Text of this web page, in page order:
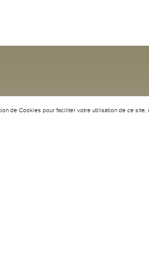
de Cookies pour faciliter votre utilisation de ce